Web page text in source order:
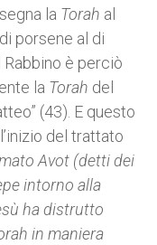
la Torah al
porsene al di
è perciò
la Torah del
(43). E questo
del trattato
Avot (detti dei
intorno alla
ha distrutto
in maniera